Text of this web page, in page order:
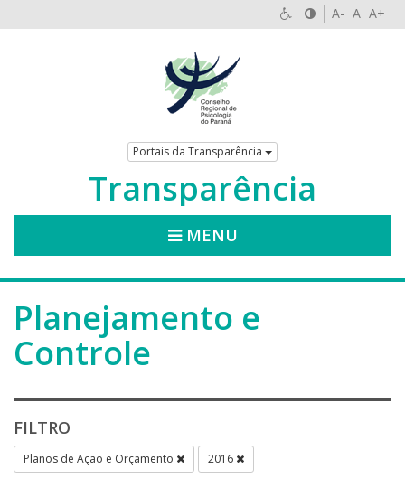
A- A A+
Portais da Transparência
Transparência
MENU
Planejamento e
Controle
FILTRO
Planos de Ação e Orçamento 2016